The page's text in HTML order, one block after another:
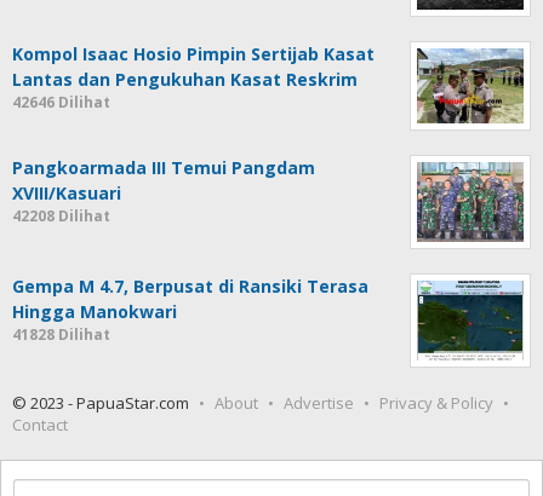
Kompol Isaac Hosio Pimpin Sertijab Kasat
Lantas dan Pengukuhan Kasat Reskrim
42646 Dilihat
Pangkoarmada III Temui Pangdam
XVIII/Kasuari
42208 Dilihat
Gempa M 4.7, Berpusat di Ransiki Terasa
Hingga Manokwari
41828 Dilihat
© 2023 - PapuaStar.com About Advertise
Privacy & Policy
Contact